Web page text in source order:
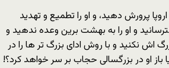
پرورش دهید، و او را تطمیع و تهدید
و او را به بهشت برین وعده ندهید و
اش نکنید و با روش اداى بزرگ تر ها را در
باز او در بزرگسالى حجاب بر سر خواهد کرد؟!